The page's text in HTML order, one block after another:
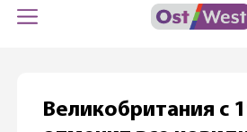
Великобритания с